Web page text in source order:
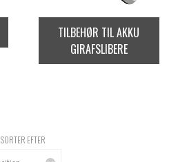
TILBEHØR TIL AKKU
GIRAFSLIBERE
SORTER EFTER